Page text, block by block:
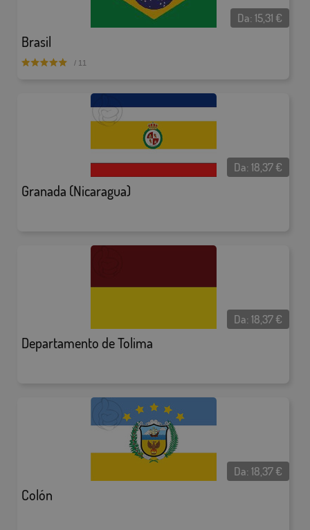
Brasil
Da:15,31 €
/ 11
Granada (Nicaragua)
Da:18,37€
Departamento de Tolima
Da:18,37€
Colón
Da:18,37€